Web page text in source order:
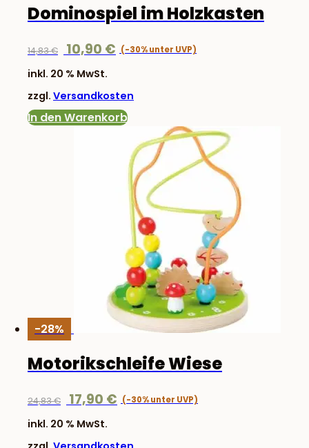
Dominospiel im Holzkasten
14,83€
Ursprünglicher
war:
14,83 €
10,90 €
inkl. 20 % MwSt.
zzgl. Versandkosten
In den Warenkorb
-28%
Motorikschleife Wiese
24,83€
Ursprünglicher
war:
17,90 €
inkl. 20 % MwSt.